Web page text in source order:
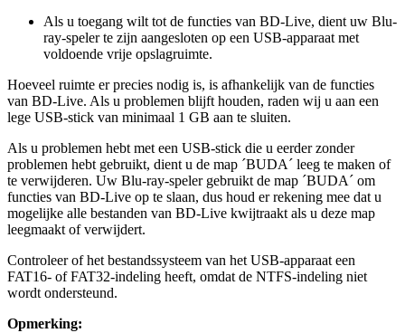
Als u toegang wilt tot de functies van BD-Live, dient uw Blu-
ray-speler te zijn aangesloten op een USB-apparaat met
voldoende vrije opslagruimte.
Hoeveel ruimte er precies nodig is, is afhankelijk van de functies
van BD-Live. Als u problemen blijft houden, raden wij u aan een
lege USB-stick van minimaal 1 GB aan te sluiten.
Als u problemen hebt met een USB-stick die u eerder zonder
problemen hebt gebruikt, dient u de map ´BUDA´ leeg te maken of
te verwijderen. Uw Blu-ray-speler gebruikt de map ´BUDA´ om
functies van BD-Live op te slaan, dus houd er rekening mee dat u
mogelijke alle bestanden van BD-Live kwijtraakt als u deze map
leegmaakt of verwijdert.
Controleer of het bestandssysteem van het USB-apparaat een
FAT16- of FAT32-indeling heeft, omdat de NTFS-indeling niet
wordt ondersteund.
Opmerking: